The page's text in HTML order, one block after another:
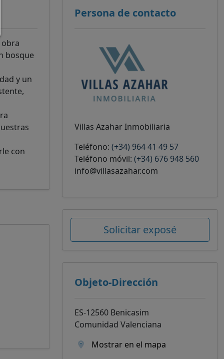
obra
bosque
y un
con
Persona de contacto
Villas Azahar Inmobiliaria
Teléfono: (+34) 964 41 49 57
Teléfono móvil: (+34) 676 948 560
info@villasazahar.com
Solicitar exposé
Objeto-Dirección
ES-12560 Benicasim
Comunidad Valenciana
Mostrar en el mapa